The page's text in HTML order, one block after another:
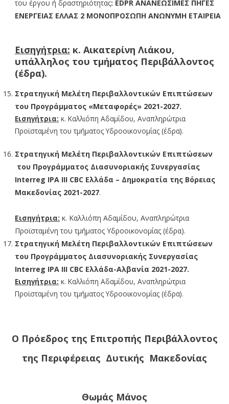
του έργου ή δραστηριότητας: EDPR ΑΝΑΝΕΩΣΙΜΕΣ ΠΗΓΕΣ
ΕΝΕΡΓΕΙΑΣ ΕΛΛΑΣ 2 ΜΟΝΟΠΡΟΣΩΠΗ ΑΝΩΝΥΜΗ ΕΤΑΙΡΕΙΑ
Εισηγήτρια: κ. Αικατερίνη Λιάκου,
υπάλληλος του τμήματος Περιβάλλοντος
(έδρα).
Στρατηγική Μελέτη Περιβαλλοντικών Επιπτώσεων
του Προγράμματος «Μεταφορές» 2021-2027.
Εισηγήτρια: κ. Καλλιόπη Αδαμίδου, Αναπληρώτρια
Προϊσταμένη του τμήματος Υδροοικονομίας (έδρα).
Στρατηγική Μελέτη Περιβαλλοντικών Επιπτώσεων
του Προγράμματος Διασυνοριακής Συνεργασίας
Interreg IPA III CBC Ελλάδα – Δημοκρατία της Βόρειας
Μακεδονίας 2021-2027.
Εισηγήτρια: κ. Καλλιόπη Αδαμίδου, Αναπληρώτρια
Προϊσταμένη του τμήματος Υδροοικονομίας (έδρα).
Στρατηγική Μελέτη Περιβαλλοντικών Επιπτώσεων
του Προγράμματος Διασυνοριακής Συνεργασίας
Interreg IPA III CBC Ελλάδα-Αλβανία 2021-2027.
Εισηγήτρια: κ. Καλλιόπη Αδαμίδου, Αναπληρώτρια
Προϊσταμένη του τμήματος Υδροοικονομίας (έδρα).
Ο Πρόεδρος της Επιτροπής Περιβάλλοντος
της Περιφέρειας Δυτικής Μακεδονίας
Θωμάς Μάνος